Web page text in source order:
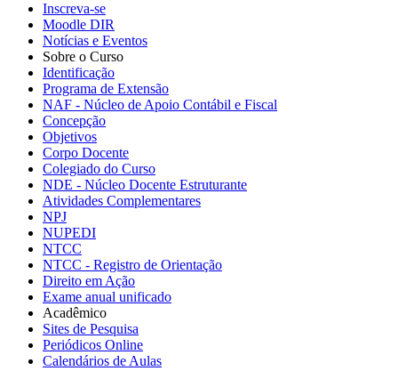
Inscreva-se
Moodle DIR
Notícias e Eventos
Sobre o Curso
Identificação
Programa de Extensão
NAF - Núcleo de Apoio Contábil e Fiscal
Concepção
Objetivos
Corpo Docente
Colegiado do Curso
NDE - Núcleo Docente Estruturante
Atividades Complementares
NPJ
NUPEDI
NTCC
NTCC - Registro de Orientação
Direito em Ação
Exame anual unificado
Acadêmico
Sites de Pesquisa
Periódicos Online
Calendários de Aulas